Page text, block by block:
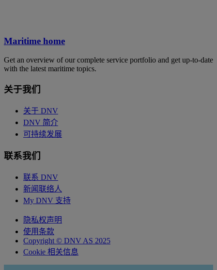
Maritime home
Get an overview of our complete service portfolio and get up-to-date
with the latest maritime topics.
关于我们
关于 DNV
DNV 简介
可持续发展
联系我们
联系 DNV
新闻联络人
My DNV 支持
隐私权声明
使用条款
Copyright © DNV AS 2025
Cookie 相关信息